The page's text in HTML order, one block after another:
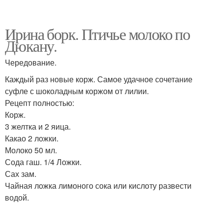
Ирина борк. Птичье молоко по
Дюкану.
Чередование.
Каждый раз новые корж. Самое удачное сочетание
суфле с шоколадным коржом от лилии.
Рецепт полностью:
Корж.
3 желтка и 2 яица.
Какао 2 ложки.
Молоко 50 мл.
Сода гаш. 1/4 Ложки.
Сах зам.
Чайная ложка лимоного сока или кислоту развести
водой.